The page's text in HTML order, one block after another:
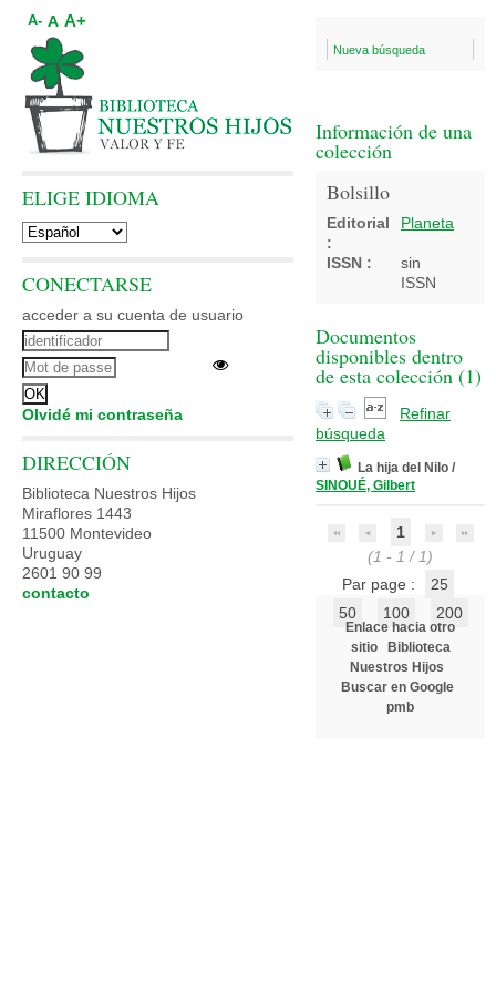
Nueva búsqueda
Información de una
colección
Bolsillo
Editorial
:
Planeta
ISSN :
sin
ISSN
Documentos
disponibles dentro
de esta colección (1)
Refinar
búsqueda
La hija del Nilo /
SINOUÉ, Gilbert
1
(1 - 1 / 1)
Par page :
25
50
100 200
Enlace hacia otro
sitio
Biblioteca
Nuestros Hijos
Buscar en Google
pmb
A- A A+
ELIGE IDIOMA
CONECTARSE
acceder a su cuenta de usuario
Olvidé mi contraseña
DIRECCIÓN
Biblioteca Nuestros Hijos
Miraflores 1443
11500 Montevideo
Uruguay
2601 90 99
contacto